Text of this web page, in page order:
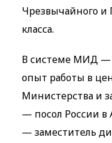
Чрезвычайного и
класса.
В системе МИД —
опыт работы в
Министерства и
— посол России в
— заместитель